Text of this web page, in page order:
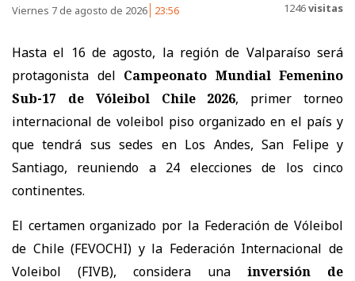
Viernes 7 de agosto de 2026 23:56 1246visitas
Hasta el 16 de agosto, la región de Valparaíso será
protagonista del Campeonato Mundial Femenino
Sub-17 de Vóleibol Chile 2026, primer torneo
internacional de voleibol piso organizado en el país y
que tendrá sus sedes en Los Andes, San Felipe y
Santiago, reuniendo a 24 elecciones de los cinco
continentes.
El certamen organizado por la Federación de Vóleibol
de Chile (FEVOCHI) y la Federación Internacional de
Voleibol (FIVB), considera una
inversión de